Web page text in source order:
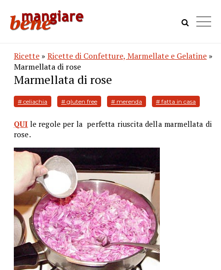
Ricette » Ricette di Confetture, Marmellate e Gelatine »
Marmellata di rose
Marmellata di rose
# celiachia # gluten free # merenda # fatta in casa
QUI le regole per la perfetta riuscita della marmellata di
rose.